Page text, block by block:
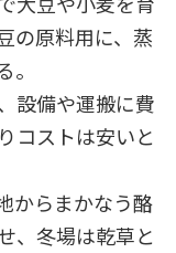
の原料用に、蒸
。
設備や運搬に費
コストは安いと
からまかなう酪
、冬場は乾草と